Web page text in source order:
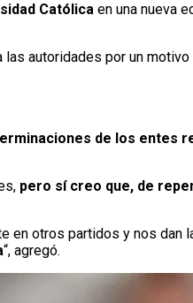
Católica en una nueva
autoridades por un
de los entes
pero sí creo que, de
en otros partidos y nos dan
“, agregó.